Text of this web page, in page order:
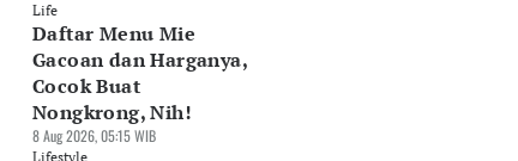
Life
Daftar Menu Mie
Gacoan dan Harganya,
Cocok Buat
Nongkrong, Nih!
8 Aug 2026, 05:15 WIB
Lifestyle